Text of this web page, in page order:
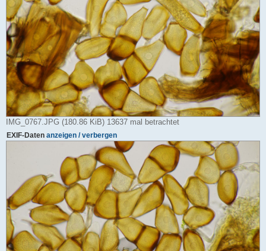
IMG_0767.JPG (180.86 KiB) 13637 mal betrachtet
EXIF-Daten anzeigen / verbergen